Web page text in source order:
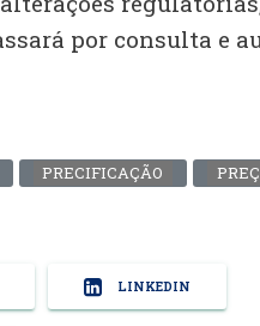
por consulta e
PRECIFICAÇÃO
LINKEDIN